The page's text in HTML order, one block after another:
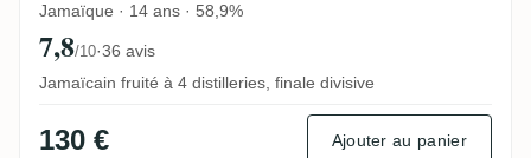
Jamaïque · 14 ans · 58,9%
7,8/10·36 avis
Jamaïcain fruité à 4 distilleries, finale divisive
130 € Ajouter au panier